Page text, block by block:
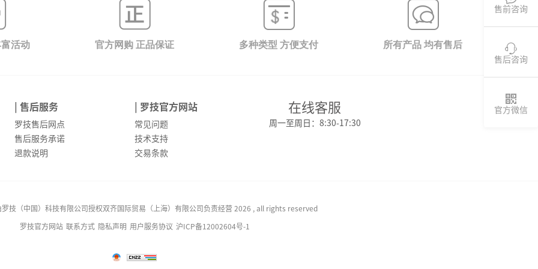
售前咨询

售后咨询

官方微信
活动 官方网购 正品保证 多种类型 方便支付 所有产品 均有售后
| 售后服务
罗技售后网点
售后服务承诺
退款说明
| 罗技官方网站
常见问题
技术支持
交易条款
在线客服
周一至周日：8:30-17:30
技（中国）科技有限公司授权双齐国际贸易（上海）有限公司负责经营 2026 , all rights reserved
罗技官方网站 联系方式 隐私声明 用户服务协议 沪ICP备12002604号-1